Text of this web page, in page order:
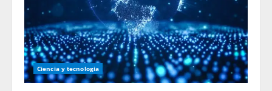
Ciencia y tecnologia